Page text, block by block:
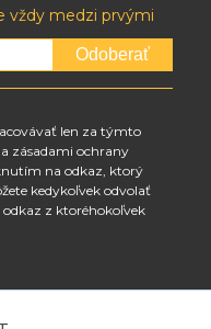
vždy medzi prvými
Odoberať
len za týmto
zásadami ochrany
na odkaz, ktorý
kedykoľvek odvolať
z ktoréhokoľvek